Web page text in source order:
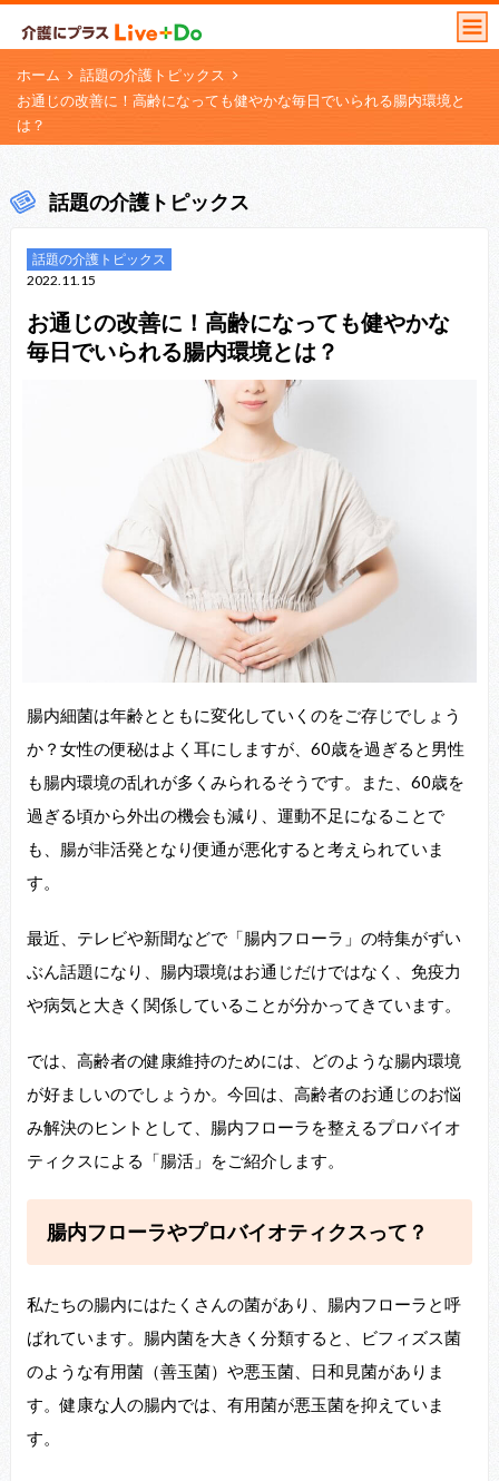
ホーム
話題の介護トピックス
お通じの改善に！高齢になっても健やかな毎日でいられる腸内環境と
は？
話題の介護トピックス
話題の介護トピックス
2022.11.15
お通じの改善に！高齢になっても健やかな
毎日でいられる腸内環境とは？
腸内細菌は年齢とともに変化していくのをご存じでしょう
か？女性の便秘はよく耳にしますが、60歳を過ぎると男性
も腸内環境の乱れが多くみられるそうです。また、60歳を
過ぎる頃から外出の機会も減り、運動不足になることで
も、腸が非活発となり便通が悪化すると考えられていま
す。
最近、テレビや新聞などで「腸内フローラ」の特集がずい
ぶん話題になり、腸内環境はお通じだけではなく、免疫力
や病気と大きく関係していることが分かってきています。
では、高齢者の健康維持のためには、どのような腸内環境
が好ましいのでしょうか。今回は、高齢者のお通じのお悩
み解決のヒントとして、腸内フローラを整えるプロバイオ
ティクスによる「腸活」をご紹介します。
腸内フローラやプロバイオティクスって？
私たちの腸内にはたくさんの菌があり、腸内フローラと呼
ばれています。腸内菌を大きく分類すると、ビフィズス菌
のような有用菌（善玉菌）や悪玉菌、日和見菌がありま
す。健康な人の腸内では、有用菌が悪玉菌を抑えていま
す。